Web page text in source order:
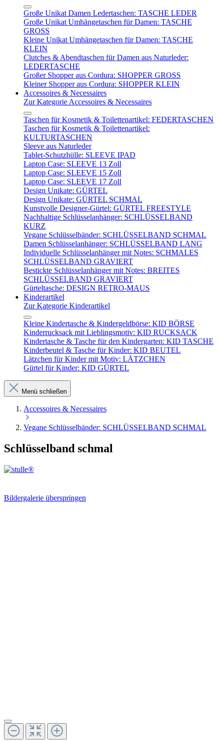
Große Unikat Damen Ledertaschen: TASCHE LEDER
Große Unikat Umhängetaschen für Damen: TASCHE
GROSS
Kleine Unikat Umhängetaschen für Damen: TASCHE
KLEIN
Clutches & Abendtaschen für Damen aus Naturleder:
LEDERTASCHE
Großer Shopper aus Cordura: SHOPPER GROSS
Kleiner Shopper aus Cordura: SHOPPER KLEIN
Accessoires & Necessaires
Zur Kategorie Accessoires & Necessaires
Taschen für Kosmetik & Toilettenartikel: FEDERTASCHEN
Taschen für Kosmetik & Toilettenartikel:
KULTURTASCHEN
Sleeve aus Naturleder
Tablet-Schutzhülle: SLEEVE IPAD
Laptop Case: SLEEVE 13 Zoll
Laptop Case: SLEEVE 15 Zoll
Laptop Case: SLEEVE 17 Zoll
Design Unikate: GÜRTEL
Design Unikate: GÜRTEL SCHMAL
Kunstvolle Designer-Gürtel: GÜRTEL FREESTYLE
Nachhaltige Schlüsselanhänger: SCHLÜSSELBAND
KURZ
Vegane Schlüsselbänder: SCHLÜSSELBAND SCHMAL
Damen Schlüsselanhänger: SCHLÜSSELBAND LANG
Individuelle Schlüsselanhänger mit Notes: SCHMALES
SCHLÜSSELBAND GRAVIERT
Bestickte Schlüsselanhänger mit Notes: BREITES
SCHLÜSSELBAND GRAVIERT
Gürteltasche: DESIGN RETRO-MAUS
Kinderartikel
Zur Kategorie Kinderartikel
Kleine Kindertasche & Kindergeldbörse: KID BÖRSE
Kinderrucksack mit Lieblingsmotiv: KID RUCKSACK
Kindertasche & Tasche für den Kindergarten: KID TASCHE
Kinderbeutel & Tasche für Kinder: KID BEUTEL
Lätzchen für Kinder mit Motiv: LÄTZCHEN
Gürtel für Kinder: KID GÜRTEL
Menü schließen
Accessoires & Necessaires
Vegane Schlüsselbänder: SCHLÜSSELBAND SCHMAL
Schlüsselband schmal
Bildergalerie überspringen